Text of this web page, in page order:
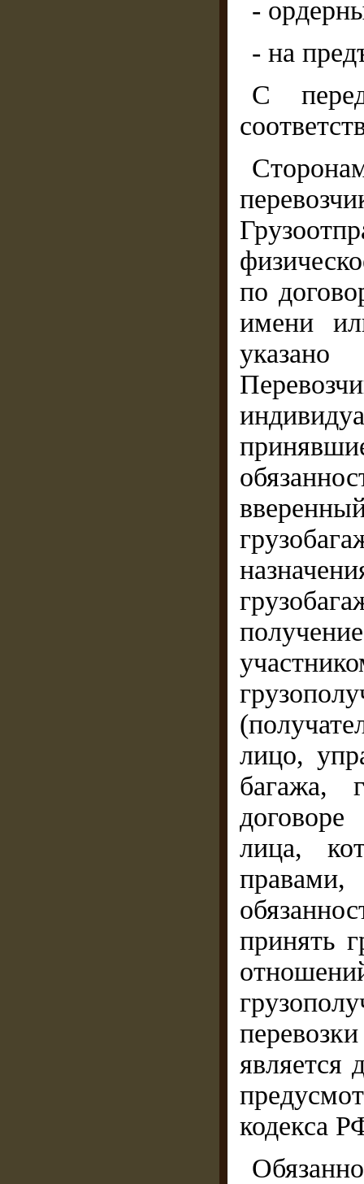
-
- на
С
по
имени
лицо,
багажа,
лица,
принять
является
кодекса